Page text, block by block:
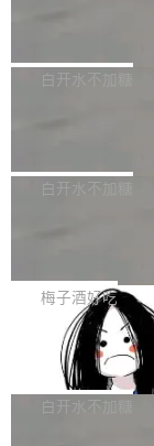
员工参与设立的专
获配9...
一个回归问题，该
题，该问题可能导
e 孵化器项目管理
P）！这一里程碑不
白开水不加糖
长期停止内容更新
提交的编辑请求也
pedia 于去年底上
容的百科平台，被
维基百科的替代方
热门页面还是低关
白开水不加糖
是这样的：配
声明
erceptor…五六步
本。 Solon 换了个
梅子酒好吃
Apache Doris
支持 UPDATE、
erg V3
Apache Doris 4.1
半。在已有查询能
白开水不加糖